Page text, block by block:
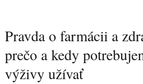
Pravda o farmácii a
prečo a kedy
výživy užívať